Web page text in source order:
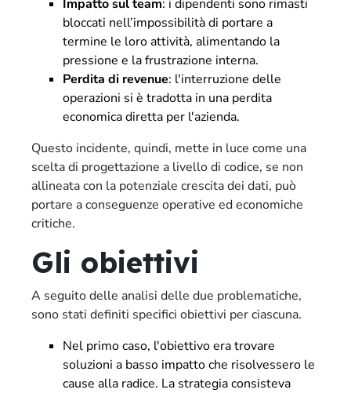
Impatto sul team: i dipendenti sono rimasti
bloccati nell’impossibilità di portare a
termine le loro attività, alimentando la
pressione e la frustrazione interna.
Perdita di revenue: l'interruzione delle
operazioni si è tradotta in una perdita
economica diretta per l'azienda.
Questo incidente, quindi, mette in luce come una
scelta di progettazione a livello di codice, se non
allineata con la potenziale crescita dei dati, può
portare a conseguenze operative ed economiche
critiche.
Gli obiettivi
A seguito delle analisi delle due problematiche,
sono stati definiti specifici obiettivi per ciascuna.
Nel primo caso, l'obiettivo era trovare
soluzioni a basso impatto che risolvessero le
cause alla radice. La strategia consisteva